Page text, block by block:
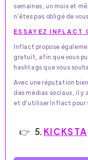
semaines, un mois et
n'êtes pas obligé de
ESSAYEZ INFLACT
Inflact propose
gratuit, afin que vous
hashtags que vous
Avec une réputation
des médias sociaux, il
et d'utiliser Inflact pour
5. KICKSTA